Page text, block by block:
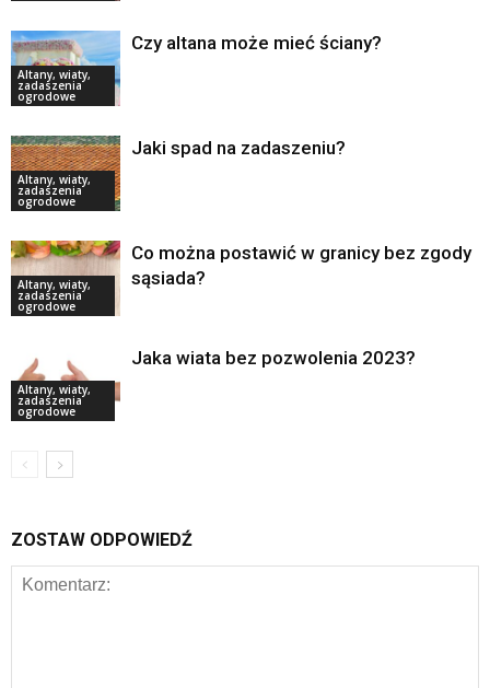
Altany, wiaty,
zadaszenia
ogrodowe
Czy altana może mieć ściany?
Altany, wiaty,
zadaszenia
ogrodowe
Jaki spad na zadaszeniu?
Altany, wiaty,
zadaszenia
ogrodowe
Co można postawić w granicy bez zgody
sąsiada?
Altany, wiaty,
zadaszenia
ogrodowe
Jaka wiata bez pozwolenia 2023?
ZOSTAW ODPOWIEDŹ